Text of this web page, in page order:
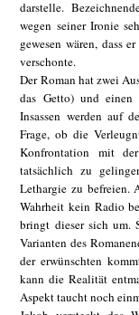
darstelle.
wegen seiner Ironie
gewesen wären, dass
verschonte.
Der Roman hat zwei
das Getto) und
Insassen werden auf
Frage, ob die
Konfrontation mit
tatsächlich zu
Lethargie zu befreien.
Wahrheit kein Radio
bringt dieser sich um.
Varianten des
der erwünschten
kann die Realität
Aspekt taucht noch